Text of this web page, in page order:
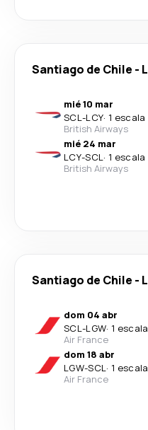
Santiago de Chile -
mié 10 mar
SCL-LCY· 1 escala
British Airways
mié 24 mar
LCY-SCL· 1 escala
British Airways
Santiago de Chile -
dom 04 abr
SCL-LGW· 1 escala
Air France
dom 18 abr
LGW-SCL· 1 escala
Air France